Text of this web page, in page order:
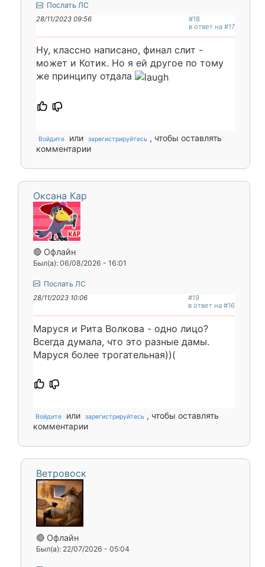
Послать ЛС
28/11/2023 09:56
#18
в ответ на #17
Ну, классно написано, финал слит -
может и Котик. Но я ей другое по тому
же принципу отдала
Войдите или зарегистрируйтесь , чтобы оставлять
комментарии
Оксана Кар
🔴 Офлайн
Был(а): 06/08/2026 - 16:01
Послать ЛС
28/11/2023 10:06
#19
в ответ на #16
Маруся и Рита Волкова - одно лицо?
Всегда думала, что это разные дамы.
Маруся более трогательная))(
Войдите или зарегистрируйтесь , чтобы оставлять
комментарии
Ветровоск
🔴 Офлайн
Был(а): 22/07/2026 - 05:04